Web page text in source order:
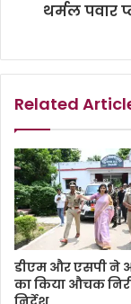
थर्मल पवार
Related
डीएम और एसपी
का किया औचक